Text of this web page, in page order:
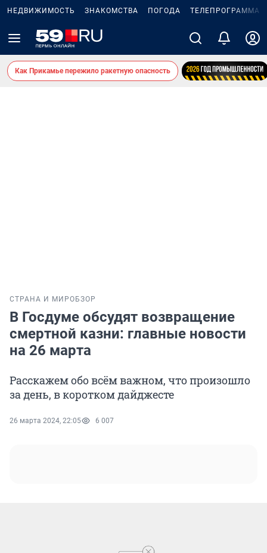
НЕДВИЖИМОСТЬ ЗНАКОМСТВА ПОГОДА ТЕЛЕПРОГРАММА
Как Прикамье пережило ракетную опасность
СТРАНА И МИРОБЗОР
В Госдуме обсудят возвращение
смертной казни: главные новости
на 26 марта
Расскажем обо всём важном, что произошло
за день, в коротком дайджесте
26 марта 2024, 22:05 6 007